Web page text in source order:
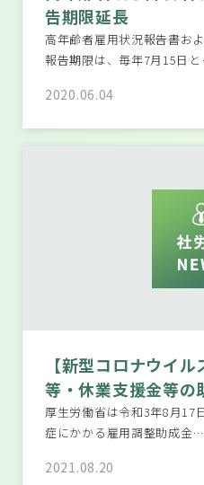
告期限延長
高年齢者雇用状況報告書お
報告期限は、毎年7月15日
2020.06.04
【新型コロナウイ
等・休業支援金等
厚生労働省は令和3年8月17
症にかかる雇用調整助成金…
2021.08.20